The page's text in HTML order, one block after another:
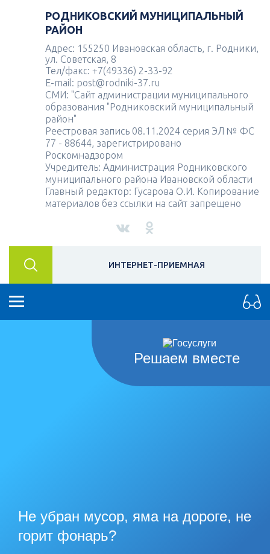
РОДНИКОВСКИЙ МУНИЦИПАЛЬНЫЙ
РАЙОН
Адрес: 155250 Ивановская область, г. Родники,
ул. Советская, 8
Тел/факс: +7(49336) 2-33-92
E-mail: post@rodniki-37.ru
СМИ: "Сайт администрации муниципального
образования "Родниковский муниципальный
район"
Реестровая запись 08.11.2024 серия ЭЛ № ФС
77 - 88644, зарегистрировано
Роскомнадзором
Учредитель: Администрация Родниковского
муниципального района Ивановской области
Главный редактор: Гусарова О.И. Копирование
материалов без ссылки на сайт запрещено
ИНТЕРНЕТ-ПРИЕМНАЯ
Решаем вместе
Не убран мусор, яма на дороге, не
горит фонарь?